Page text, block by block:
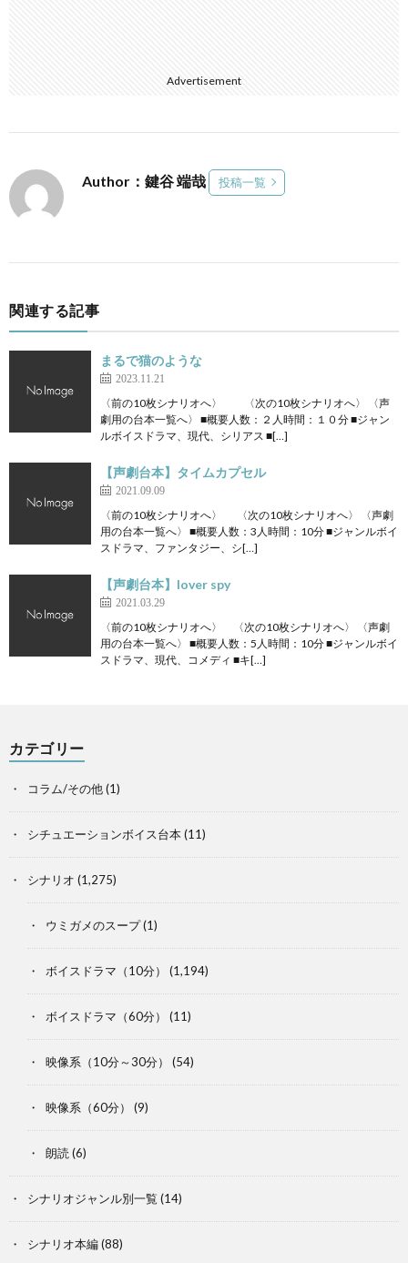
Advertisement
Author：鍵谷 端哉 投稿一覧
関連する記事
まるで猫のような
2023.11.21
〈前の10枚シナリオへ〉 〈次の10枚シナリオへ〉 〈声
劇用の台本一覧へ〉 ■概要人数：２人時間：１０分 ■ジャン
ルボイスドラマ、現代、シリアス ■[…]
【声劇台本】タイムカプセル
2021.09.09
〈前の10枚シナリオへ〉 〈次の10枚シナリオへ〉 〈声劇
用の台本一覧へ〉 ■概要人数：3人時間：10分 ■ジャンルボイ
スドラマ、ファンタジー、シ[…]
【声劇台本】lover spy
2021.03.29
〈前の10枚シナリオへ〉 〈次の10枚シナリオへ〉 〈声劇
用の台本一覧へ〉 ■概要人数：5人時間：10分 ■ジャンルボイ
スドラマ、現代、コメディ ■キ[…]
カテゴリー
コラム/その他(1)
シチュエーションボイス台本(11)
シナリオ (1,275)
ウミガメのスープ(1)
ボイスドラマ（10分） (1,194)
ボイスドラマ（60分） (11)
映像系（10分～30分） (54)
映像系（60分） (9)
朗読 (6)
シナリオジャンル別一覧 (14)
シナリオ本編(88)